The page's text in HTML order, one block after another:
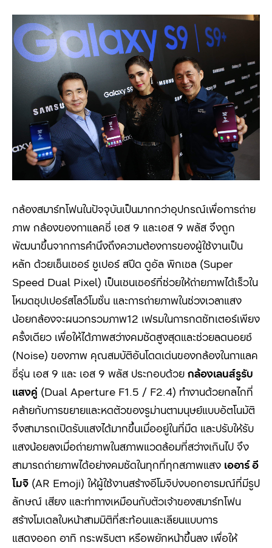
กล้องสมาร์ทโฟนในปัจจุบันเป็นมากกว่าอุปกรณ์เพื่อการถ่าย
ภาพ กล้องของกาแลคซี่ เอส 9 และเอส 9 พลัส จึงถูก
พัฒนาขึ้นจากการคำนึงถึงความต้องการของผู้ใช้งานเป็น
หลัก ด้วยเซ็นเซอร์ ซูเปอร์ สปีด ดูอัล พิกเซล (Super
Speed Dual Pixel) เป็นเซนเซอร์ที่ช่วยให้ถ่ายภาพได้เร็วใน
โหมดซุปเปอร์สโลว์โมชั่น และการถ่ายภาพในช่วงเวลาแสง
น้อยกล้องจะผนวกรวมภาพ12 เฟรมในการกดชัทเตอร์เพียง
ครั้งเดียว เพื่อให้ได้ภาพสว่างคมชัดสูงสุดและช่วยลดนอยซ์
(Noise) ของภาพ คุณสมบัติอันโดดเด่นของกล้องในกาแลค
ซี่รุ่น เอส 9 และ เอส 9 พลัส ประกอบด้วย กล้องเลนส์รูรับ
แสงคู่ (Dual Aperture F1.5 / F2.4) ทำงานด้วยกลไกที่
คล้ายกับการขยายและหดตัวของรูม่านตามนุษย์แบบอัตโนมัติ
จึงสามารถเปิดรับแสงได้มากขึ้นเมื่ออยู่ในที่มืด และปรับให้รับ
แสงน้อยลงเมื่อถ่ายภาพในสภาพแวดล้อมที่สว่างเกินไป จึง
สามารถถ่ายภาพได้อย่างคมชัดในทุกที่ทุกสภาพแสง เออาร์ อี
โมจิ (AR Emoji) ให้ผู้ใช้งานสร้างอีโมจิบ่งบอกอารมณ์ที่มีรูป
ลักษณ์ เสียง และท่าทางเหมือนกับตัวเจ้าของสมาร์ทโฟน
สร้างโมเดลใบหน้าสามมิติที่สะท้อนและเลียนแบบการ
แสดงออก อาทิ กระพริบตา หรือพยักหน้าขึ้นลง เพื่อให้